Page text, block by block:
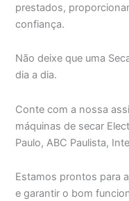
prestados,
confiança.
Não deixe que uma
dia a dia.
Conte com a nossa
máquinas de secar
Paulo, ABC Paulista,
Estamos prontos para
e garantir o bom